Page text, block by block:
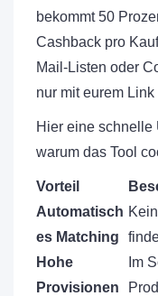
bekommt 50
Cashback pro
Mail-Listen oder
nur mit eurem
Hier eine schnelle
warum das Tool
Vorteil
Automatisch
es Matching
Hohe
Provisionen
Im